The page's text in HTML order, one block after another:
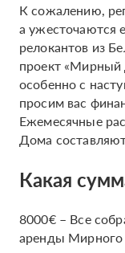
К сожалению,
а
релокантов из
проект «Мирный
особенно с
просим вас
Ежемесячные
Дома
Какая
8000€ – Все
аренды Мирного